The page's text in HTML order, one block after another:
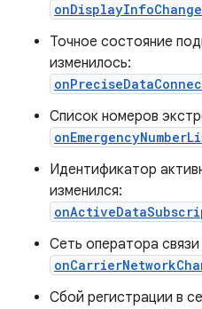
Точное состояние
изменилось:
Список номеров
Идентификатор
изменился:
Сеть оператора связи
Сбой регистрации в